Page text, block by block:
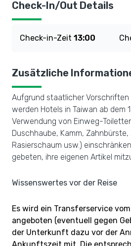
Check-In/Out Details
Check-in-Zeit 13:00
Zusätzliche
Aufgrund staatlicher Vorschriften
werden Hotels in Taiwan ab dem
Verwendung von Einweg-
Duschhaube, Kamm,
Rasierschaum usw.)
gebeten, ihre eigenen Artikel
Wissenswertes vor der Reise
Es wird ein Transferservice
angeboten (eventuell gegen
der Unterkunft dazu vor der